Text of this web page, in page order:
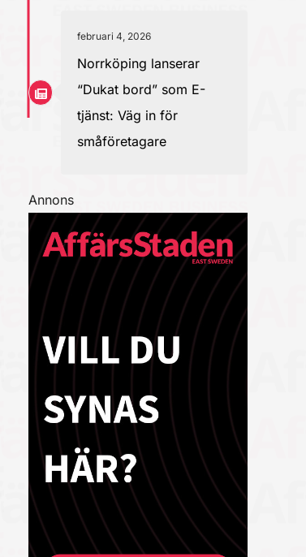
februari 4, 2026
Norrköping lanserar
“Dukat bord” som E-
tjänst: Väg in för
småföretagare
Annons